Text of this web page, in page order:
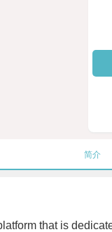
简介
that is